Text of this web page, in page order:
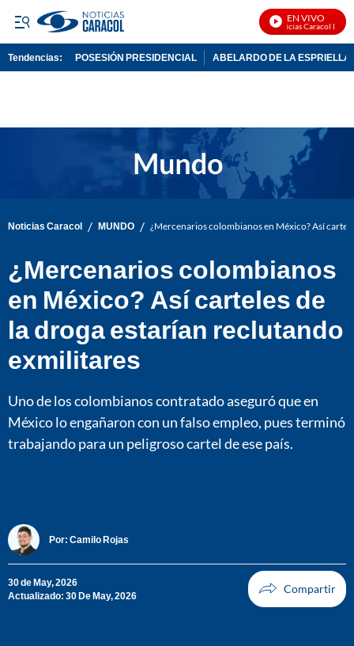
EN VIVO
Noticias Caracol En
Tendencias: POSESIÓN PRESIDENCIAL ABELARDO DE LA ESPRIELLA
Noticias Caracol / MUNDO / ¿Mercenarios colombianos en México? Así
¿Mercenarios colombianos
en México? Así carteles de
la droga estarían reclutando
exmilitares
Uno de los colombianos contratado aseguró que en
México lo engañaron con un falso empleo, pues terminó
trabajando para un peligroso cartel de ese país.
Por: Camilo Rojas
30 de May, 2026
Actualizado: 30 De May, 2026